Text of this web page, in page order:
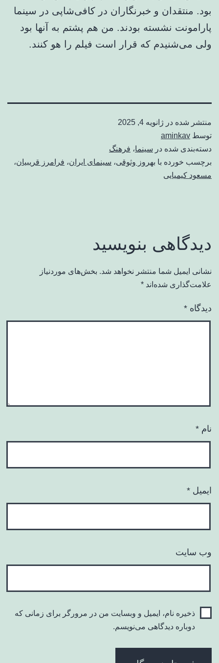
بود. منتقدان و خبرنگاران در کافی‌شاپی در سینما
پارامونت نشسته بودند. من هم پشتم به آنها بود
ولی می‌شنیدم که قرار است فیلم را هو کنند.
منتشر شده در ژانویه 4, 2025
توسط aminkav
دسته‌بندی شده در سینما، فرهنگ
برچسب خورده با بهروز وثوقی، سینمای ایران، فرامرز قریبیان،
مسعود کیمیایی
دیدگاهی بنویسید
نشانی ایمیل شما منتشر نخواهد شد. بخش‌های موردنیاز
علامت‌گذاری شده‌اند *
دیدگاه *
نام *
ایمیل *
وب‌ سایت
ذخیره نام، ایمیل و وبسایت من در مرورگر برای زمانی که
دوباره دیدگاهی می‌نویسم.